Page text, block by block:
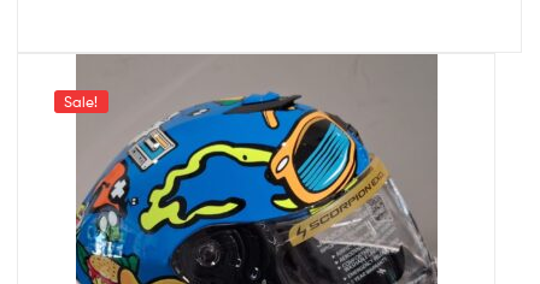
Sale!